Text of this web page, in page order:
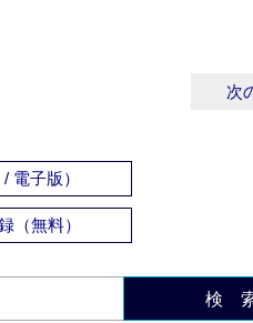
次
電子版）
（無料）
検